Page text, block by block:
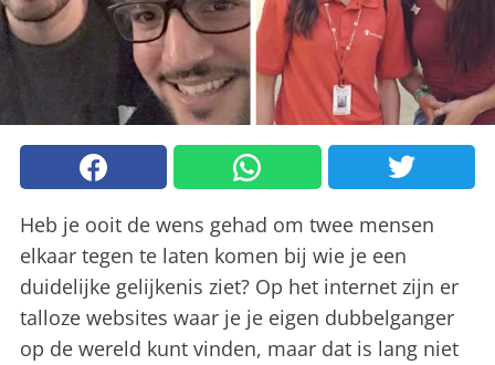
Heb je ooit de wens gehad om twee mensen
elkaar tegen te laten komen bij wie je een
duidelijke gelijkenis ziet? Op het internet zijn er
talloze websites waar je je eigen dubbelganger
op de wereld kunt vinden, maar dat is lang niet